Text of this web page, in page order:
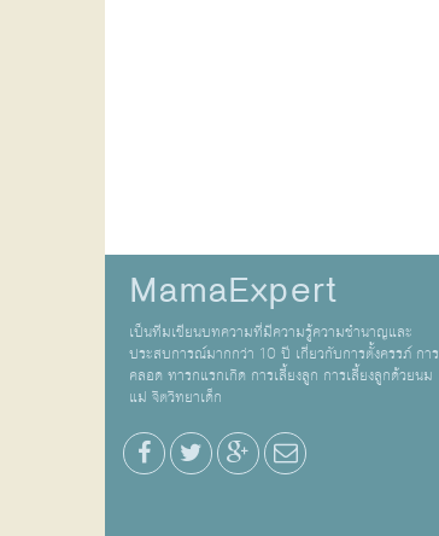
MamaExpert
เป็นทีมเขียนบทความที่มีความรู้ความชำนาญและ
ประสบการณ์มากกว่า 10 ปี เกี่ยวกับการตั้งครรภ์ การ
คลอด ทารกแรกเกิด การเลี้ยงลูก การเลี้ยงลูกด้วยนม
แม่ จิตวิทยาเด็ก